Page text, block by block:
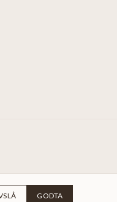
GODTA